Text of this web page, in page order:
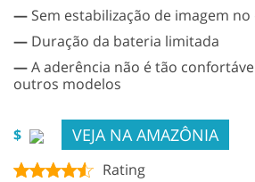
— Sem estabilização de imagem
— Duração da bateria limitada
—A aderência não é tão
outros modelos
$ VEJA NA AMAZÔNIA
Rating